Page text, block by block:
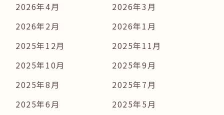
2026年4月
2026年3月
2026年2月
2026年1月
2025年12月
2025年11月
2025年10月
2025年9月
2025年8月
2025年7月
2025年6月
2025年5月